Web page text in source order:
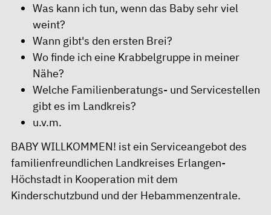
Was kann ich tun, wenn das Baby sehr viel
weint?
Wann gibt's den ersten Brei?
Wo finde ich eine Krabbelgruppe in meiner
Nähe?
Welche Familienberatungs- und Servicestellen
gibt es im Landkreis?
u.v.m.
BABY WILLKOMMEN! ist ein Serviceangebot des
familienfreundlichen Landkreises Erlangen-
Höchstadt in Kooperation mit dem
Kinderschutzbund und der Hebammenzentrale.